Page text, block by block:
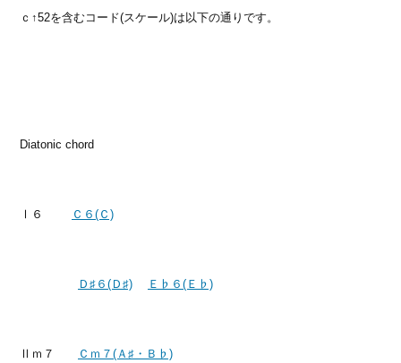
ｃ↑52を含むコード(スケール)は以下の通りです。
Diatonic chord
Ⅰ６ Ｃ６(Ｃ)
Ｄ♯６(Ｄ♯) Ｅ♭６(Ｅ♭)
Ⅱｍ７ Ｃｍ７(Ａ♯・Ｂ♭)